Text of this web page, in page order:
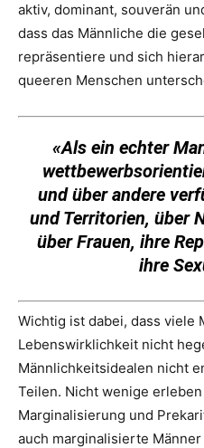
aktiv, dominant, souverän
dass das Männliche die
repräsentiere und sich
queeren Menschen
«Als ein echter
und über andere
und Territorien, über
über Frauen, ihre
ihre
Wichtig ist dabei, dass viele
Lebenswirklichkeit nicht
Männlichkeitsidealen nicht
Teilen. Nicht wenige
Marginalisierung und
auch marginalisierte